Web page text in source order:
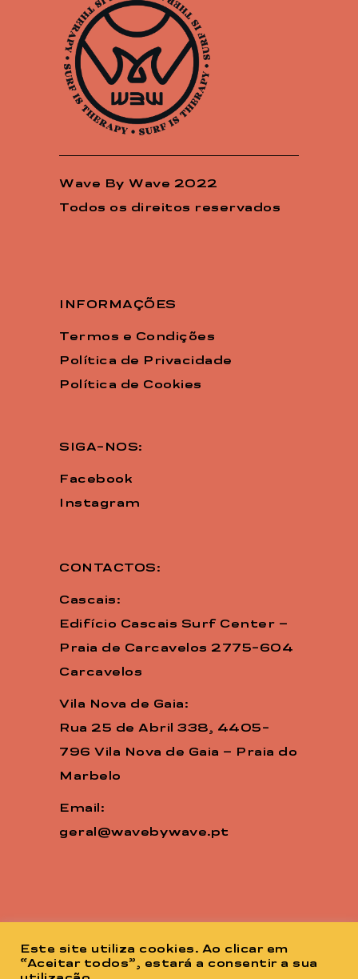
Wave By Wave 2022
Todos os direitos reservados
INFORMAÇÕES
Termos e Condições
Política de Privacidade
Política de Cookies
SIGA-NOS:
Facebook
Instagram
CONTACTOS:
Cascais:
Edifício Cascais Surf Center –
Praia de Carcavelos 2775-604
Carcavelos
Vila Nova de Gaia:
Rua 25 de Abril 338, 4405-
796 Vila Nova de Gaia – Praia do
Marbelo
Email:
geral@wavebywave.pt
Este site utiliza cookies. Ao clicar em
“Aceitar todos”, estará a consentir a sua